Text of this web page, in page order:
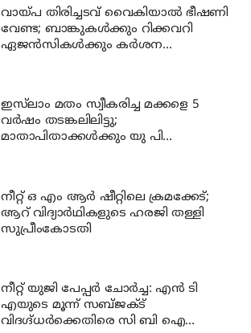
വായ്പ തിരിച്ചടവ് വൈകിയാൽ ഭീഷണി
വേണ്ട; ബാങ്കുകൾക്കും റിക്കവറി
ഏജൻസികൾക്കും കർശന
ഇസ്‍ലാം മതം സ്വീകരിച്ച മക്കളെ 5
വർഷം തടങ്കലിലിട്ടു;
മാതാപിതാക്കൾക്കും യു പി
നീറ്റ് ഒ എം ആര്‍ ഷീറ്റിലെ ക്രമക്കേട്;
ആറ് വിദ്യാര്‍ഥികളുടെ ഹരജി തള്ളി
സുപ്രീംകോടതി
നീറ്റ് യുജി പേപ്പർ ചോർച്ച: എൻ ടി
എയുടെ മൂന്ന് സബ്ജക്ട്
വിദഗ്ദ്ധർക്കെതിരെ സി ബി ഐ